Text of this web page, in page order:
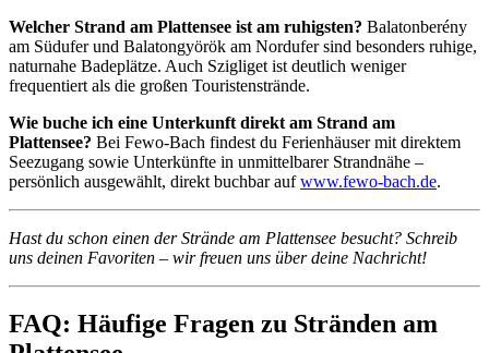
Welcher Strand am Plattensee ist am ruhigsten? Balatonberény
am Südufer und Balatongyörök am Nordufer sind besonders ruhige,
naturnahe Badeplätze. Auch Szigliget ist deutlich weniger
frequentiert als die großen Touristenstrände.
Wie buche ich eine Unterkunft direkt am Strand am
Plattensee? Bei Fewo-Bach findest du Ferienhäuser mit direktem
Seezugang sowie Unterkünfte in unmittelbarer Strandnähe –
persönlich ausgewählt, direkt buchbar aufwww.fewo-bach.de.
Hast du schon einen der Strände am Plattensee besucht? Schreib
uns deinen Favoriten – wir freuen uns über deine Nachricht!
FAQ: Häufige Fragen zu Stränden am